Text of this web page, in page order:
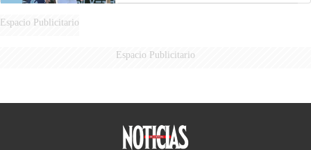
Espacio Publicitario
Espacio Publicitario